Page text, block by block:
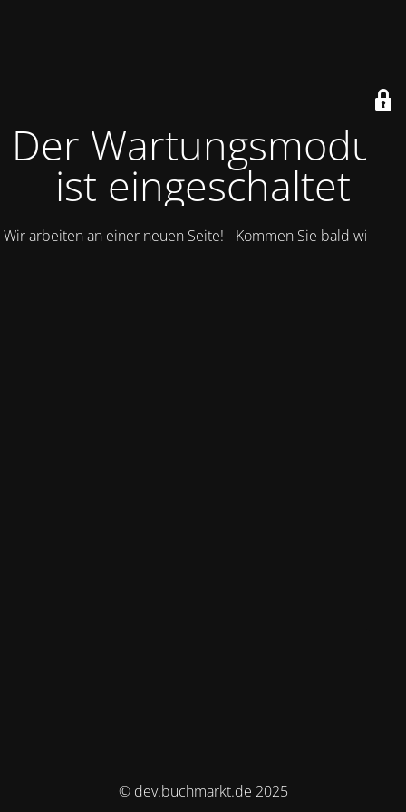
Der Wartungsmodus
ist eingeschaltet
Wir arbeiten an einer neuen Seite! - Kommen Sie bald wieder.
© dev.buchmarkt.de 2025